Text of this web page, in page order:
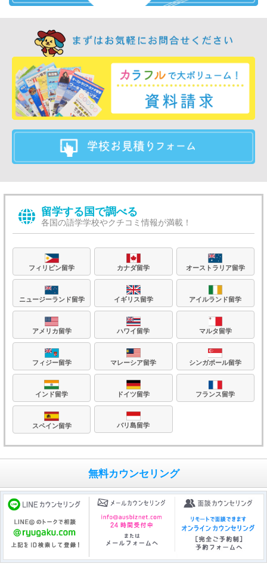
留学する国で調べる
各国の語学学校やクチコミ情報が満載！
フィリピン留学 カナダ留学 オーストラリア留学
ニュージーランド留学 イギリス留学 アイルランド留学
アメリカ留学 ハワイ留学 マルタ留学
フィジー留学 マレーシア留学 シンガポール留学
インド留学 ドイツ留学 フランス留学
スペイン留学 バリ島留学
無料カウンセリング